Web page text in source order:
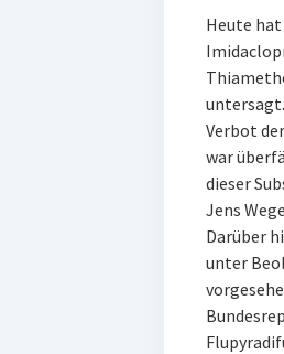
Heute
untersagt.
Verbot
war
dieser
Jens
Darüber
unter